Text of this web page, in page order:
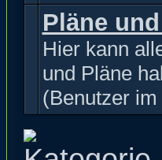
Pläne
Hier kann
und Pläne
(Benutzer